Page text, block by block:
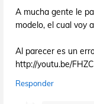
A mucha gente le
modelo, el cual voy
Al parecer es un
http://youtu.be/
Responder